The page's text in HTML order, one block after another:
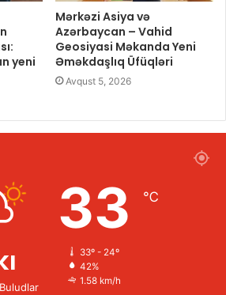
yeni
Mərkəzi Asiya və
Azərbaycan – Vahid
Geosiyasi Məkanda Yeni
Əməkdaşlıq Üfüqləri
Avqust 5, 2026
33 ℃
33º - 24º
42%
1.58 km/h